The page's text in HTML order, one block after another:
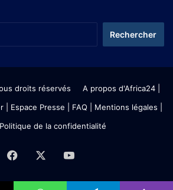
droits réservés A propos d'Africa24|
| Espace Presse | FAQ | Mentions légales
Politique de la confidentialité